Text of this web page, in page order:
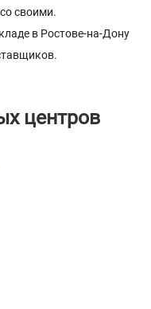
своими.
в Ростове-на-Дону
центров